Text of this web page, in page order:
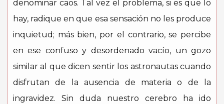
denominar caos. Tal vez el problema, si es que lo
hay, radique en que esa sensación no les produce
inquietud; más bien, por el contrario, se percibe
en ese confuso y desordenado vacío, un gozo
similar al que dicen sentir los astronautas cuando
disfrutan de la ausencia de materia o de la
ingravidez. Sin duda nuestro cerebro ha ido